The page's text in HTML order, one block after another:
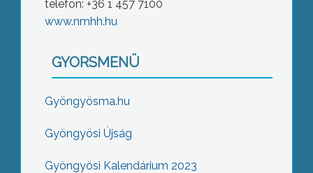
telefon: +36 1 457 7100
www.nmhh.hu
GYORSMENÜ
Gyöngyösma.hu
Gyöngyösi Újság
Gyöngyösi Kalendárium 2023